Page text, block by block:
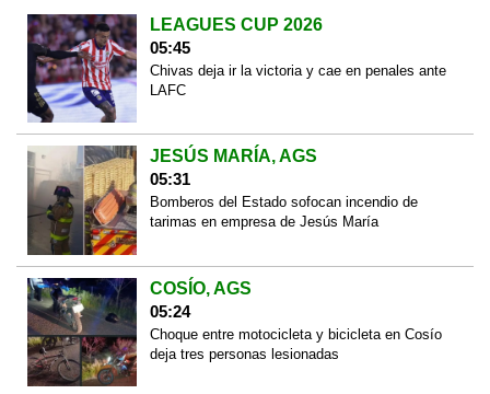
LEAGUES CUP 2026
05:45
Chivas deja ir la victoria y cae en penales ante
LAFC
JESÚS MARÍA, AGS
05:31
Bomberos del Estado sofocan incendio de
tarimas en empresa de Jesús María
COSÍO, AGS
05:24
Choque entre motocicleta y bicicleta en Cosío
deja tres personas lesionadas